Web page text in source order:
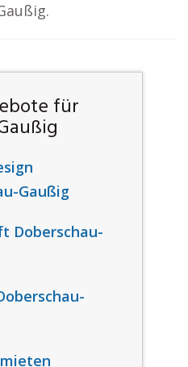
für
Gaußig
Doberschau-